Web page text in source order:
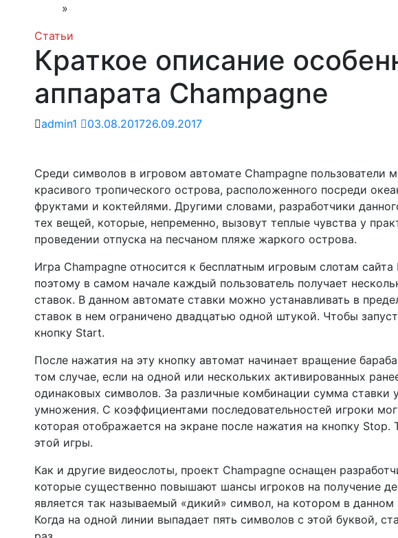
»
Статьи
Краткое описание
аппарата Champagne
admin1 03.08.201726.09.2017
Среди символов в игровом автомате Champagne пользователи
красивого тропического острова, расположенного посреди
фруктами и коктейлями. Другими словами, разработчики
тех вещей, которые, непременно, вызовут теплые чувства у
проведении отпуска на песчаном пляже жаркого острова.
Игра Champagne относится к бесплатным игровым слотам сайта
поэтому в самом начале каждый пользователь получает
ставок. В данном автомате ставки можно устанавливать в
ставок в нем ограничено двадцатью одной штукой. Чтобы
кнопку Start.
После нажатия на эту кнопку автомат начинает вращение
том случае, если на одной или нескольких активированных
одинаковых символов. За различные комбинации сумма ставки
умножения. С коэффициентами последовательностей игроки
которая отображается на экране после нажатия на кнопку
этой игры.
Как и другие видеослоты, проект Champagne оснащен
которые существенно повышают шансы игроков на получение
является так называемый «дикий» символ, на котором в данном
Когда на одной линии выпадает пять символов с этой буквой,